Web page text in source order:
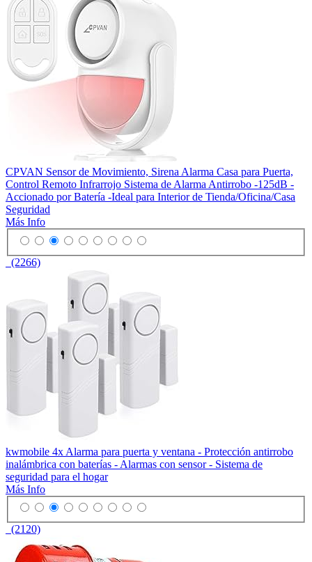
CPVAN Sensor de Movimiento, Sirena Alarma Casa para Puerta,
Control Remoto Infrarrojo Sistema de Alarma Antirrobo -125dB -
Accionado por Batería -Ideal para Interior de Tienda/Oficina/Casa
Seguridad
Más Info
(2266)
kwmobile 4x Alarma para puerta y ventana - Protección antirrobo
inalámbrica con baterías - Alarmas con sensor - Sistema de
seguridad para el hogar
Más Info
(2120)